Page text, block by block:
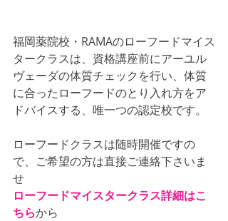
福岡薬院校・RAMAのローフードマイス
タークラスは、資格講座前にアーユル
ヴェーダの体質チェックを行い、体質
に合ったローフードのとり入れ方をア
ドバイスする、唯一つの認定校です。
ローフードクラスは随時開催ですの
で、ご希望の方は直接ご連絡下さいま
せ
ローフードマイスタークラス詳細はこ
ちらから